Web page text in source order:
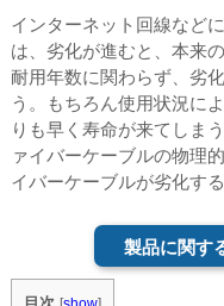
インターネット回線など
は、劣化が進むと、本来
耐用年数に関わらず、劣
う。もちろん使用状況に
りも早く寿命が来てしま
ァイバーケーブルの物理
イバーケーブルが劣化す
製品に関す